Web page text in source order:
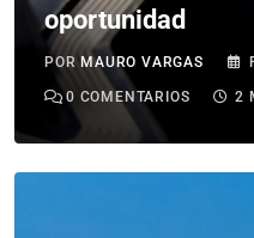
oportunidad
PORMAURO VARGAS
0 COMENTARIOS 2